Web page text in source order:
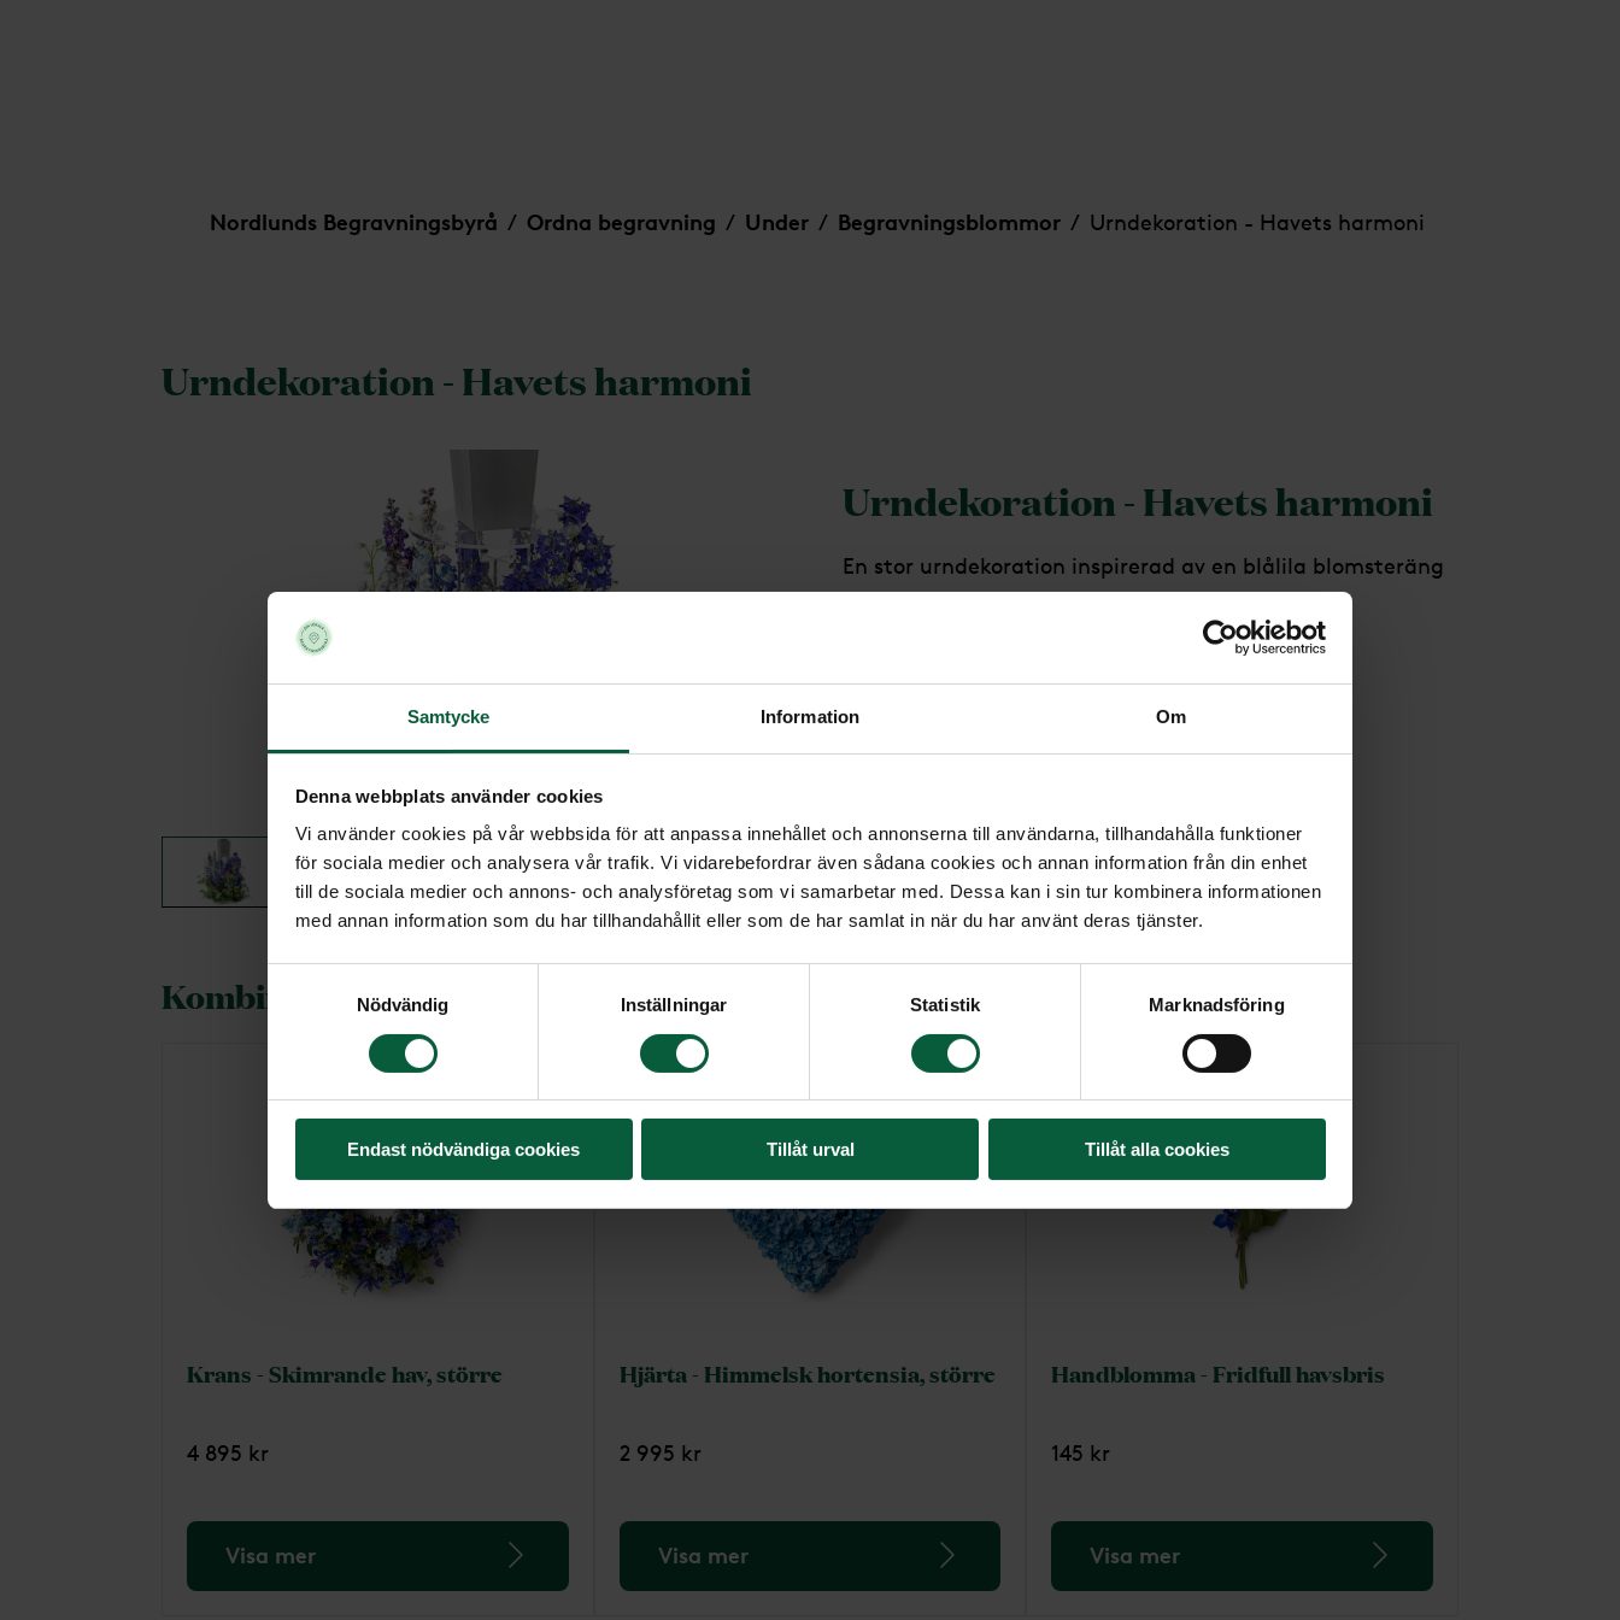
Samtycke Information Om
Denna webbplats använder cookies
Vi använder cookies på vår webbsida för att anpassa innehållet och annonserna till användarna, tillhandahålla funktioner
för sociala medier och analysera vår trafik. Vi vidarebefordrar även sådana cookies och annan information från din enhet
till de sociala medier och annons- och analysföretag som vi samarbetar med. Dessa kan i sin tur kombinera informationen
med annan information som du har tillhandahållit eller som de har samlat in när du har använt deras tjänster.
Nödvändig
Inställningar Statistik Marknadsföring
Endast nödvändiga cookies Tillåt urval Tillåt alla cookies
Nordlunds Begravningsbyrå / Ordna begravning / Under / Begravningsblommor / Urndekoration - Havets harmoni
Urndekoration - Havets harmoni
Urndekoration - Havets harmoni
En stor urndekoration inspirerad av en blålila blomsteräng
med riddarsporrar och klematis.
3 895 kr
Kombineras gärna med
Krans - Skimrande hav, större
4 895 kr
Visa mer
Hjärta - Himmelsk hortensia, större
2 995 kr
Visa mer
Handblomma - Fridfull havsbris
145 kr
Visa mer